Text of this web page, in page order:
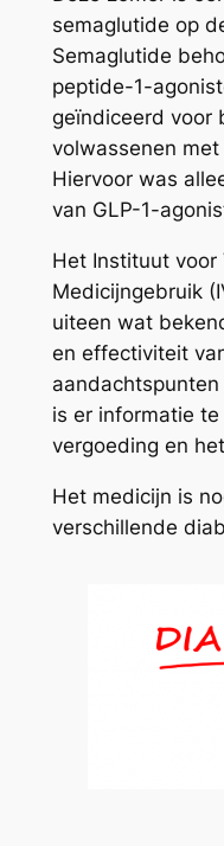
semaglutide op
Semaglutide
peptide-1-
geïndiceerd voor
volwassenen
Hiervoor was
van GLP-1-
Het Instituut voor
Medicijngebruik
uiteen wat
en effectiviteit
is er informatie
vergoeding en
Het medicijn is
verschillende